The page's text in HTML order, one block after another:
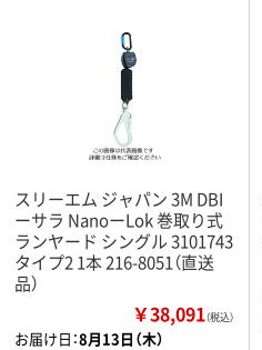
スリーエム ジャパン 3M DBI
ーサラ NanoーLok 巻取り式
ランヤード シングル 3101743
タイプ2 1本 216-8051（直送
品）
￥38,091（税込）
お届け日：8月13日（木）